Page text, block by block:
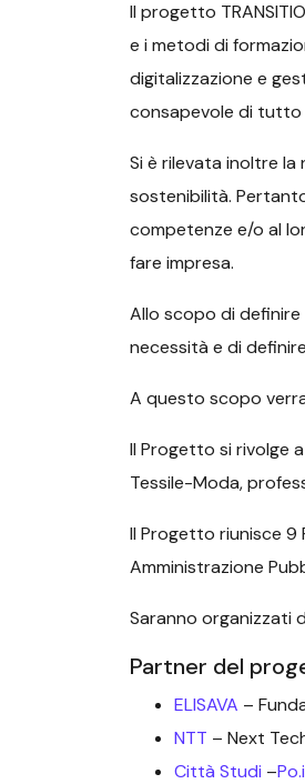
Il progetto
e i metodi di
digitalizzazione e
consapevole di tutto
Si è rilevata inoltre
sostenibilità.
competenze e/o al
fare impresa.
Allo scopo di
necessità e di
A questo scopo
Il Progetto si rivolge
Tessile-Moda,
Il Progetto riunisce 9
Amministrazione
Saranno organizzati
Partner del
ELISAVA –
NTT – Next
Città Studi –